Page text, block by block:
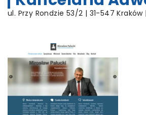
ul. Przy Rondzie 53/2 | 31-547 Kraków